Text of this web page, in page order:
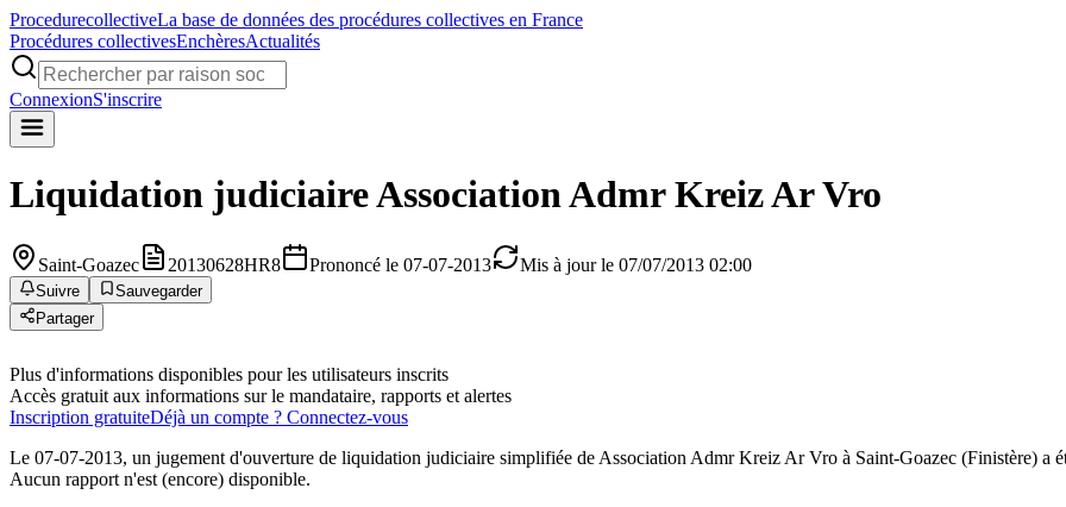
ProcedurecollectiveLa base de données des procédures collectives en France
Procédures collectivesEnchèresActualités
ConnexionS'inscrire
Liquidation judiciaireAssociation Admr Kreiz Ar Vro
Saint-Goazec 20130628HR8 Prononcé le 07-07-2013 Mis à jour le 07/07/2013 02:00
Suivre
Sauvegarder
Partager
Plus d'informations disponibles pour les utilisateurs inscrits
Accès gratuit aux informations sur le mandataire, rapports et alertes
Inscription gratuiteDéjà un compte ? Connectez-vous
Le 07-07-2013, un jugement d'ouverture de liquidation judiciaire simplifiée de Association Admr Kreiz Ar Vro à Saint-Goazec (Finistère) a
Aucun rapport n'est (encore) disponible.